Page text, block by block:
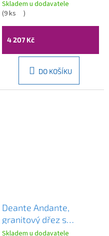
760x500x195 mm, bílá
matná, ZQJ_A11L
Skladem u dodavatele
(9 ks )
4 207 Kč
DO KOŠÍKU
Deante Andante,
granitový dřez s
odkapávačem, 2-
Skladem u dodavatele